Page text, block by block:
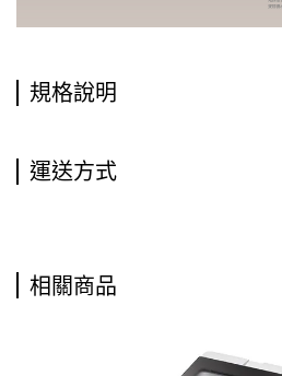
規格說明
運送方式
相關商品